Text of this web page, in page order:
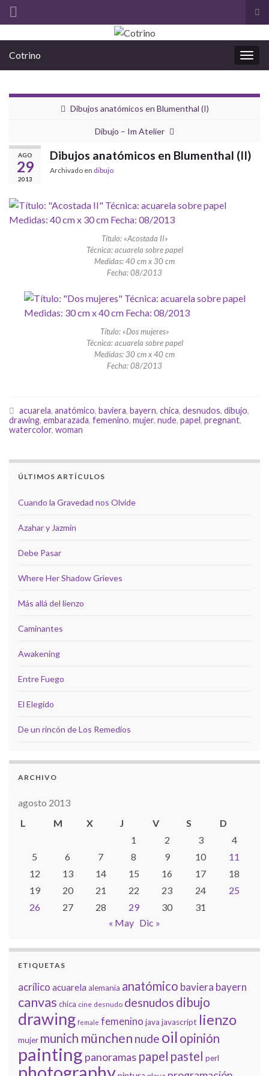
el
la
Cotrino
Dibujos anatómicos en Blumenthal (I)
Dibujo – Im Atelier
AGO
29
2013
Dibujos anatómicos en Blumenthal (II)
Archivado en dibujo
Título: «Acostada II»
Técnica: acuarela sobre papel
Medidas: 40 cm x 30 cm
Fecha: 08/2013
Título: «Dos mujeres»
Técnica: acuarela sobre papel
Medidas: 30 cm x 40 cm
Fecha: 08/2013
acuarela, anatómico, baviera, bayern, chica, desnudos, dibujo,
drawing, embarazada, femenino, mujer, nude, papel, pregnant,
watercolor, woman
ÚLTIMOS ARTÍCULOS
Cuando la Gravedad nos Olvide
Azahar y Jazmín
Debe Pasar
Where Her Shadow Grieves
Más allá del lienzo
Caminantes
Awakening
Entre Fuego
El Elegido
De un rincón de Los Remedios
ARCHIVO
agosto 2013
L
M X J V S
D
1
2 3
4
5
6 7 8 9 10
11
12
13 14 15 16 17
18
19
20 21 22 23 24
25
26
27 28 29 30
31
« May Dic »
ETIQUETAS
acrílico acuarela alemania anatómico baviera bayern
canvas chica cine desnudo desnudos dibujo
drawing female femenino java javascript lienzo
mujer munich münchen nude oil opinión
painting panoramas papel pastel perl